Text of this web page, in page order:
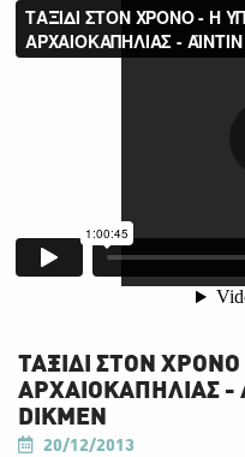
ΤΑΞΙΔΙ ΣΤΟΝ
ΑΡΧΑΙΟΚΑΠΗΛΙΑΣ -
DIKMEN
20/12/2013